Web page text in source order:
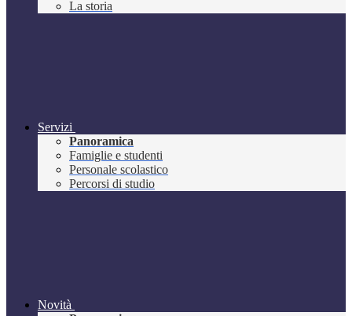
La storia
Servizi
Panoramica
Famiglie e studenti
Personale scolastico
Percorsi di studio
Novità